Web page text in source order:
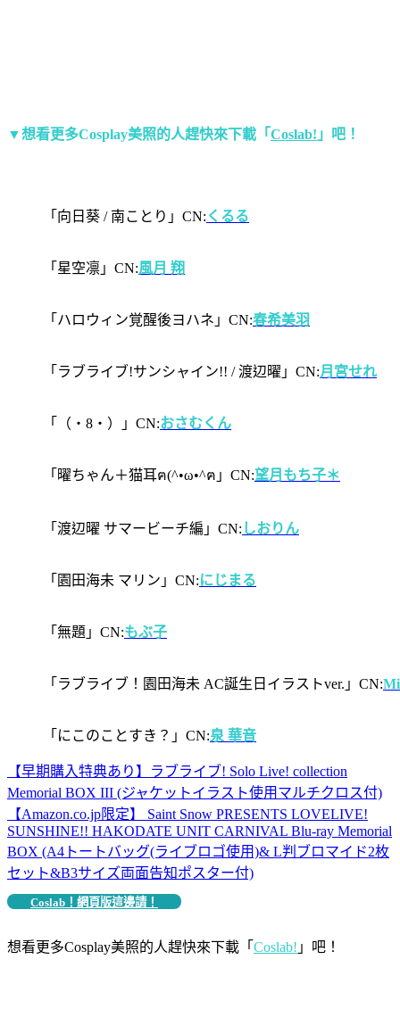
▼想看更多Cosplay美照的人趕快來下載「Coslab! 」吧！
「向日葵 / 南ことり」CN: くるる
「星空凛」CN:風月 翔
「ハロウィン覚醒後ヨハネ」CN:春希美羽
「ラブライブ!サンシャイン!! / 渡辺曜」CN:月宮せれ
「（・8・）」CN:おさむくん
「曜ちゃん＋猫耳ฅ(^•ω•^ฅ」CN:望月もち子＊
「渡辺曜 サマービーチ編」CN: しおりん
「園田海未 マリン」CN:にじまる
「無題」CN:もぶ子
「ラブライブ！園田海未 AC誕生日イラストver.」CN:
「にこのことすき？」CN:泉 華音
【早期購入特典あり】ラブライブ! Solo Live! collection
Memorial BOX III (ジャケットイラスト使用マルチクロス付)
【Amazon.co.jp限定】 Saint Snow PRESENTS LOVELIVE!
SUNSHINE!! HAKODATE UNIT CARNIVAL Blu-ray Memorial
BOX (A4トートバッグ(ライブロゴ使用)& L判ブロマイド2枚
セット&B3サイズ両面告知ポスター付)
Coslab！網頁版這邊請！
想看更多Cosplay美照的人趕快來下載「 Coslab! 」吧！